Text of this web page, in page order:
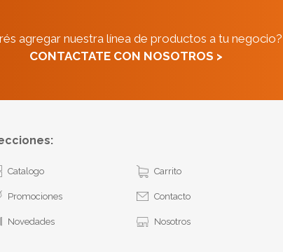
agregar nuestra línea de productos a tu negocio?
CONTACTATE CON NOSOTROS >
Catalogo
Promociones
Novedades
Carrito
Contacto
Nosotros